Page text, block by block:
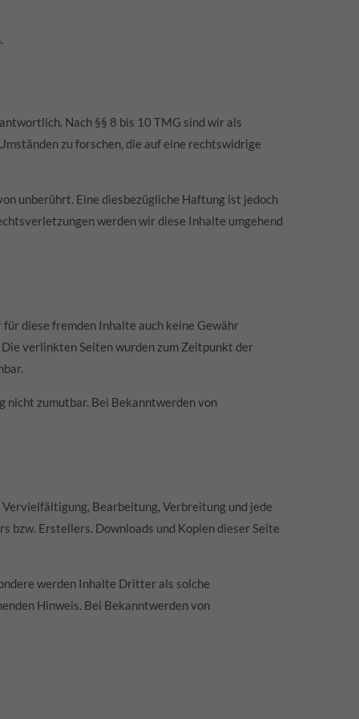
Nach §§ 8 bis 10 TMG sind wir als
zu forschen, die auf eine rechtswidrige
unberührt. Eine diesbezügliche Haftung ist jedoch
werden wir diese Inhalte umgehend
diese fremden Inhalte auch keine Gewähr
verlinkten Seiten wurden zum Zeitpunkt der
zumutbar. Bei Bekanntwerden von
Bearbeitung, Verbreitung und jede
Erstellers. Downloads und Kopien dieser Seite
werden Inhalte Dritter als solche
Hinweis. Bei Bekanntwerden von
Über uns
Der Familienbetrieb Michels Werkzeugbau